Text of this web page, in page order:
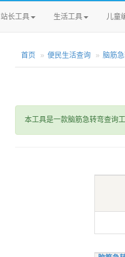
站长工具 生活工具 儿童
首页 便民生活查询 脑筋
本工具是一款脑筋急转弯查询